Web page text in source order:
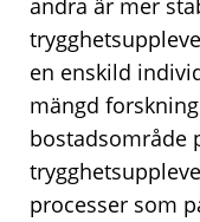
andra är mer
en enskild
mängd
bostadsområde
processer som